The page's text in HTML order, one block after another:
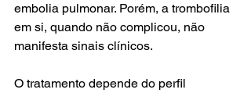
embolia pulmonar. Porém, a trombofilia
em si, quando não complicou, não
manifesta sinais clínicos.
O tratamento depende do perfil